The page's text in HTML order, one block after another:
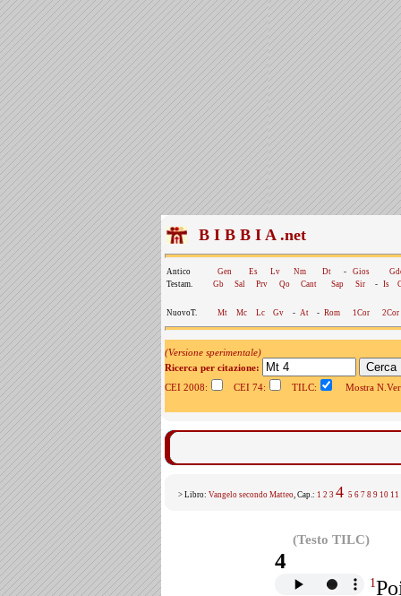
B I B B I A .net
Antico Gen Es Lv Nm Dt - Gios
Testam.
Gb Sal Prv Qo Cant Sap Sir - Is
NuovoT. Mt Mc Lc Gv - At - Rom 1Cor 2Cor
(Versione sperimentale)
Ricerca per citazione:
CEI 2008:
CEI 74: TILC: Mostra
> Libro: Vangelo secondo Matteo, Cap.: 1 2 3 4 5 6 7 8 9 10 11
(Testo TILC)
4
1